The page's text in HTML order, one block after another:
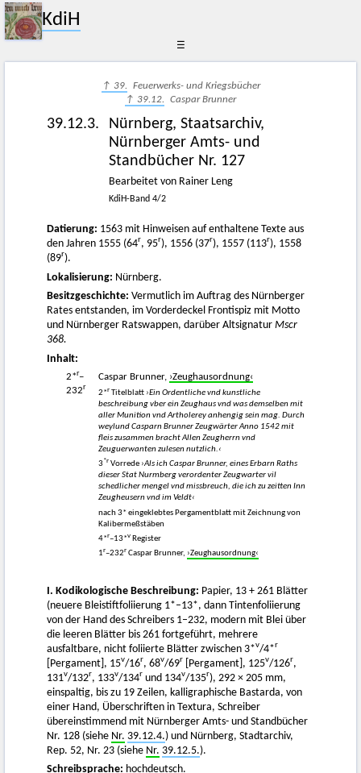
KdiH
☰
↑ 39. Feuerwerks- und Kriegsbücher
↑ 39.12. Caspar Brunner
39.12.3.
Nürnberg, Staatsarchiv,
Nürnberger Amts- und
Standbücher Nr. 127
Bearbeitet von Rainer Leng
KdiH-Band 4/2
Datierung: 1563 mit Hinweisen auf enthaltene Texte aus
den Jahren 1555 (64r, 95r), 1556 (37r), 1557 (113r), 1558
(89r).
Lokalisierung: Nürnberg.
Besitzgeschichte: Vermutlich im Auftrag des Nürnberger
Rates entstanden, im Vorderdeckel Frontispiz mit Motto
und Nürnberger Ratswappen, darüber Altsignatur Mscr
368.
Inhalt:
2*r–
232r
Caspar Brunner, ›Zeughausordnung‹
2*r Titelblatt ›Ein Ordentliche vnd kunstliche
beschreibung vber ein Zeughaus vnd was demselben mit
aller Munition vnd Artholerey anhengig sein mag. Durch
weylund Casparn Brunner Zeugwärter Anno 1542 mit
fleis zusammen bracht Allen Zeugherrn vnd
Zeuguerwanten zulesen nutzlich.‹
3 *r Vorrede ›Als ich Caspar Brunner, eines Erbarn Raths
dieser Stat Nurmberg verordenter Zeugwarter vil
schedlicher mengel vnd missbreuch, die ich zu zeitten Inn
Zeugheusern vnd im Veldt‹
nach 3* eingeklebtes Pergamentblatt mit Zeichnung von
Kalibermeßstäben
4*r–13*v Register
1r–232r Caspar Brunner, ›Zeughausordnung‹
I. Kodikologische Beschreibung: Papier, 13 + 261 Blätter
(neuere Bleistiftfoliierung 1*–13*, dann Tintenfoliierung
von der Hand des Schreibers 1–232, modern mit Blei über
die leeren Blätter bis 261 fortgeführt, mehrere
ausfaltbare, nicht foliierte Blätter zwischen 3*v/4*r
[Pergament], 15v/16r, 68v/69r [Pergament], 125v/126r,
131v/132r, 133v/134r und 134v/135r), 292 × 205 mm,
einspaltig, bis zu 19 Zeilen, kalligraphische Bastarda, von
einer Hand, Überschriften in Textura, Schreiber
übereinstimmend mit Nürnberger Amts- und Standbücher
Nr. 128 (siehe Nr. 39.12.4.) und Nürnberg, Stadtarchiv,
Rep. 52, Nr. 23 (siehe Nr. 39.12.5.).
Schreibsprache: hochdeutsch.